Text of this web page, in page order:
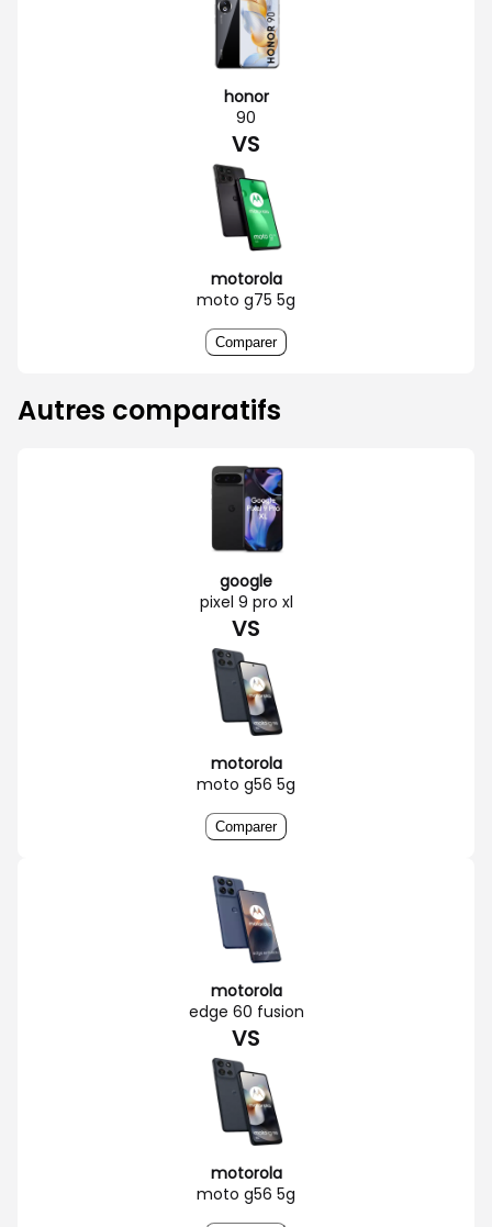
honor
90
VS
motorola
moto g75 5g
Comparer
Autres comparatifs
google
pixel 9 pro xl
VS
motorola
moto g56 5g
Comparer
motorola
edge 60 fusion
VS
motorola
moto g56 5g